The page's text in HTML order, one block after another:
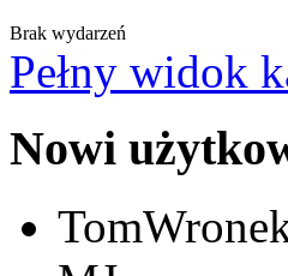
Brak wydarzeń
Pełny widok
Nowi